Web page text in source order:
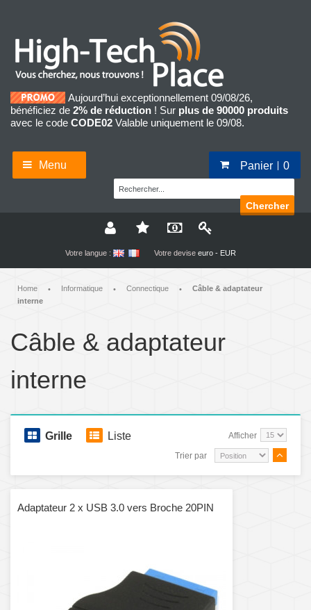
Aujourd’hui exceptionnellement 09/08/26,
bénéficiez de 2% de réduction ! Sur plus de 90000 produits
avec le code CODE02 Valable uniquement le 09/08.
Menu Panier 0
Chercher
Votre langue : Votre devise euro - EUR
Home • Informatique • Connectique •
Câble & adaptateur
interne
Câble & adaptateur
interne
Grille Liste Afficher
Trier par
Adaptateur 2 x USB 3.0 vers Broche 20PIN